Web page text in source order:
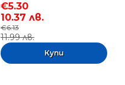
€5.30
10.37 лв.
€6.13
11.99 лв.